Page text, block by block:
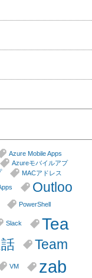
Azure Mobile Apps
Azureモバイルアプ
MACアドレス
Outloo
PowerShell
Slack
Tea
Team
VM
zab